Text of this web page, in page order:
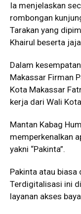
Ia menjelaskan
rombongan
Tarakan yang
Khairul beserta
Dalam
Makassar Firman
Kota Makassar
kerja dari Wali
Mantan Kabag
memperkenalkan
yakni “Pakinta”.
Pakinta atau biasa
Terdigitalisasi ini
layanan akses